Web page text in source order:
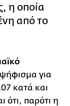
, η οποία
από το
για
κατά και
ότι, παρότι η